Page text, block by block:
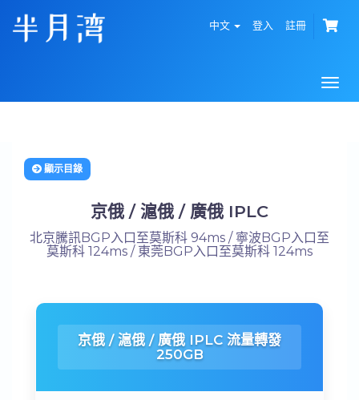
中文 登入 註冊
顯示目錄
京俄 / 滬俄 / 廣俄 IPLC
北京騰訊BGP入口至莫斯科 94ms / 寧波BGP入口至
莫斯科 124ms / 東莞BGP入口至莫斯科 124ms
京俄 / 滬俄 / 廣俄 IPLC 流量轉發
250GB